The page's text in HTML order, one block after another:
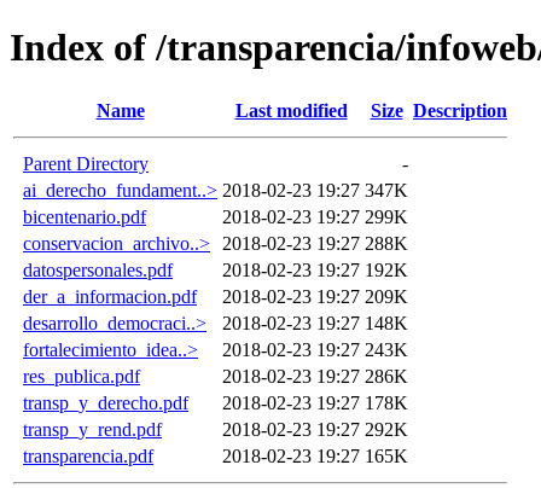
Index of /transparencia/
Name Last modified Size Description
Parent Directory
-
ai_derecho_fundament..> 2018-02-23 19:27 347K
bicentenario.pdf
2018-02-23 19:27 299K
conservacion_archivo..>
2018-02-23 19:27 288K
datospersonales.pdf
2018-02-23 19:27 192K
der_a_informacion.pdf
2018-02-23 19:27 209K
desarrollo_democraci..>
2018-02-23 19:27 148K
fortalecimiento_idea..>
2018-02-23 19:27 243K
res_publica.pdf
2018-02-23 19:27 286K
transp_y_derecho.pdf
2018-02-23 19:27 178K
transp_y_rend.pdf
2018-02-23 19:27 292K
transparencia.pdf
2018-02-23 19:27 165K